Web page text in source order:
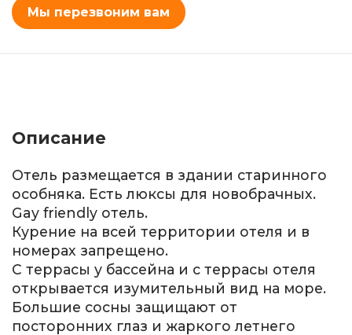
Мы перезвоним вам
Описание
Отель размещается в здании старинного
особняка. Есть люксы для новобрачных.
Gay friendly отель.
Курение на всей территории отеля и в
номерах запрещено.
С террасы у бассейна и с террасы отеля
открывается изумительный вид на море.
Большие сосны защищают от
посторонних глаз и жаркого летнего